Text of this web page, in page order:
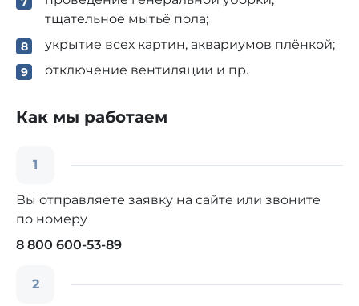
тщательное мытьё пола;
укрытие всех картин, аквариумов плёнкой;
отключение вентиляции и пр.
Как мы работаем
1
Вы отправляете заявку на сайте или звоните
по номеру
8 800 600-53-89
2